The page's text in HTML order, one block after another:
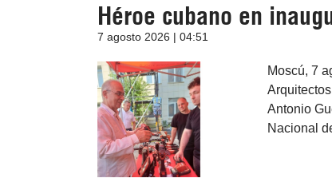
Héroe cubano en
7 agosto 2026 | 04:51
Moscú, 7
Antonio
Nacional